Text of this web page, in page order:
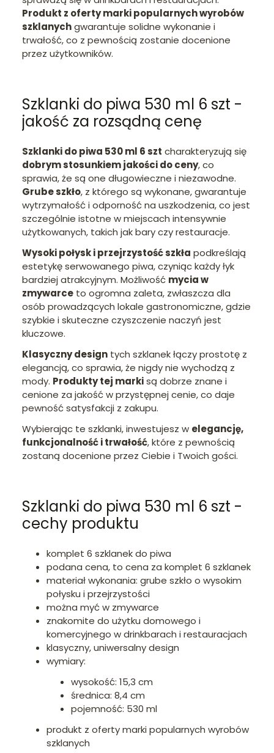
Produkt z oferty marki popularnych wyrobów
szklanychgwarantuje solidne wykonanie i
trwałość, co z pewnością zostanie docenione
przez użytkowników.
Szklanki do piwa 530 ml 6 szt -
jakość za rozsądną cenę
Szklanki do piwa 530 ml 6 szt charakteryzują się
dobrym stosunkiem jakości do ceny, co
sprawia, że są one długowieczne i niezawodne.
Grube szkło, z którego są wykonane, gwarantuje
wytrzymałość i odporność na uszkodzenia, co jest
szczególnie istotne w miejscach intensywnie
użytkowanych, takich jak bary czy restauracje.
Wysoki połysk i przejrzystość szkła podkreślają
estetykę serwowanego piwa, czyniąc każdy łyk
bardziej atrakcyjnym. Możliwość mycia w
zmywarce to ogromna zaleta, zwłaszcza dla
osób prowadzących lokale gastronomiczne, gdzie
szybkie i skuteczne czyszczenie naczyń jest
kluczowe.
Klasyczny design tych szklanek łączy prostotę z
elegancją, co sprawia, że nigdy nie wychodzą z
mody. Produkty tej markisą dobrze znane i
cenione za jakość w przystępnej cenie, co daje
pewność satysfakcji z zakupu.
Wybierając te szklanki, inwestujesz w elegancję,
funkcjonalność i trwałość, które z pewnością
zostaną docenione przez Ciebie i Twoich gości.
Szklanki do piwa 530 ml 6 szt -
cechy produktu
komplet 6 szklanek do piwa
podana cena, to cena za komplet 6 szklanek
materiał wykonania: grube szkło o wysokim
połysku i przejrzystości
można myć w zmywarce
znakomite do użytku domowego i
komercyjnego w drinkbarach i restauracjach
klasyczny, uniwersalny design
wymiary:
wysokość: 15,3 cm
średnica: 8,4 cm
pojemność: 530 ml
produkt z oferty marki popularnych wyrobów
szklanych